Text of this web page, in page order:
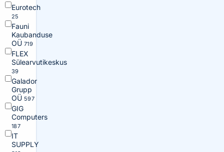
Eurotech
25
Fauni
Kaubanduse
OÜ 719
FLEX
Sülearvutikeskus
39
Galador
Grupp
OÜ 597
GIG
Computers
187
IT
SUPPLY